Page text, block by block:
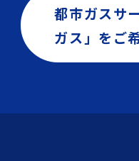
都市ガスサ
ガス」を ご